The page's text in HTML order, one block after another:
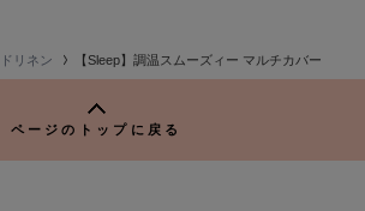
リネン 【Sleep】調温スムーズィー マルチカバー
ページのトップに戻る